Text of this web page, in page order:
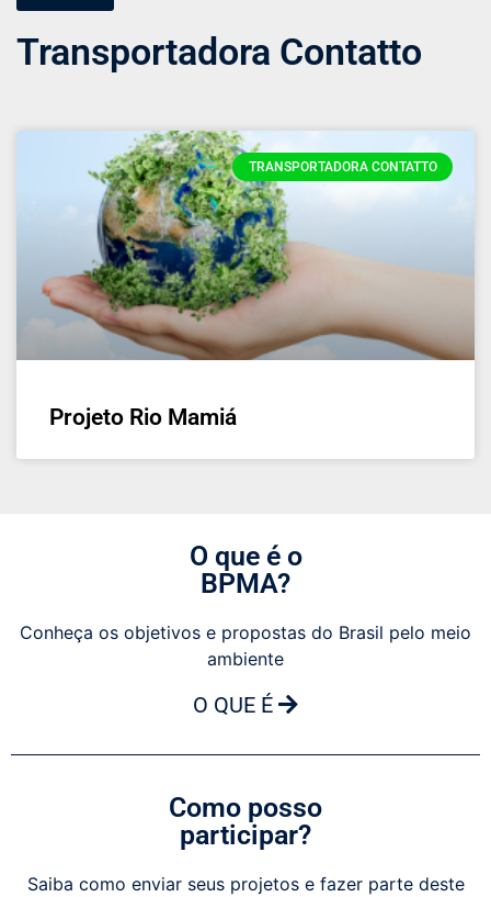
Transportadora Contatto
TRANSPORTADORA CONTATTO
Projeto Rio Mamiá
O que é o
BPMA?
Conheça os objetivos e propostas do Brasil pelo meio
ambiente
O QUE É
Como posso
participar?
Saiba como enviar seus projetos e fazer parte deste